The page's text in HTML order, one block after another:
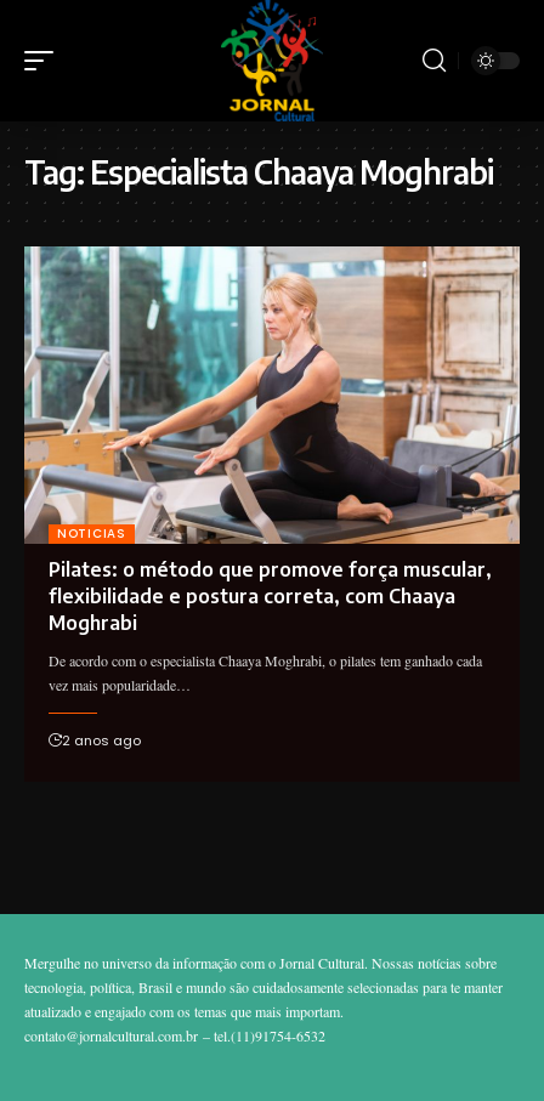
Tag: Especialista Chaaya Moghrabi
NOTICIAS
Pilates: o método que promove força muscular,
flexibilidade e postura correta, com Chaaya
Moghrabi
De acordo com o especialista Chaaya Moghrabi, o pilates tem ganhado cada
vez mais popularidade…
2 anos ago
Mergulhe no universo da informação com o Jornal Cultural. Nossas notícias sobre
tecnologia, política, Brasil e mundo são cuidadosamente selecionadas para te manter
atualizado e engajado com os temas que mais importam.
contato@jornalcultural.com.br – tel.(11)91754-6532